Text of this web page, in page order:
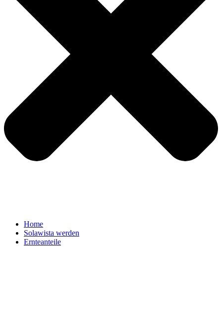
Home
Solawista werden
Ernteanteile